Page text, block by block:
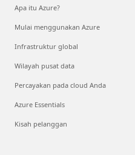
Apa itu Azure?
Mulai menggunakan Azure
Infrastruktur global
Wilayah pusat data
Percayakan pada cloud Anda
Azure Essentials
Kisah pelanggan